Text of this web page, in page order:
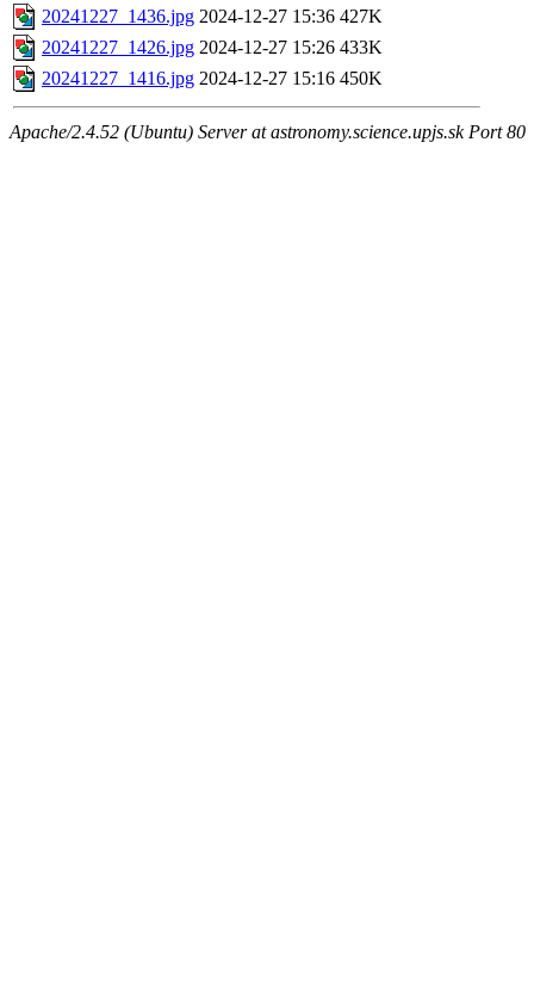
20241227_1436.jpg 2024-12-27 15:36 427K
20241227_1426.jpg 2024-12-27 15:26 433K
20241227_1416.jpg 2024-12-27 15:16 450K
Apache/2.4.52 (Ubuntu) Server at astronomy.science.upjs.sk Port 80